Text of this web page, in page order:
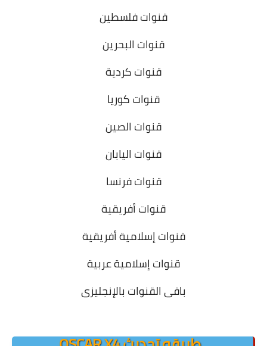
قنوات فلسطين
قنوات البحرين
قنوات كردية
قنوات كوريا
قنوات الصين
قنوات اليابان
قنوات فرنسا
قنوات أفريقية
قنوات إسلامية أفريقية
قنوات إسلامية عربية
باقى القنوات بالإنجليزى